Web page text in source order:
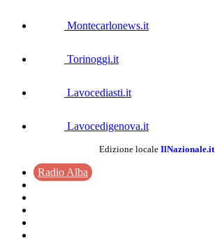
Montecarlonews.it
Torinoggi.it
Lavocediasti.it
Lavocedigenova.it
Edizione locale IlNazionale.it
Radio Alba